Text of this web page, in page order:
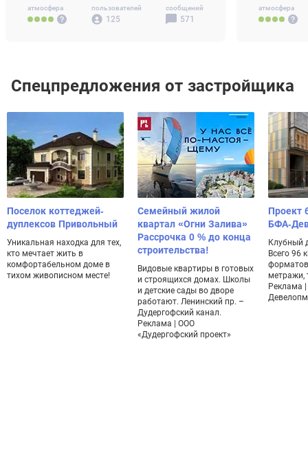
атмосфера пользователей
125
сообщений
571
атмосфера
Спецпредложения от застройщика
Поселок коттеджей-
дуплексов Привольный
Уникальная находка для тех,
кто мечтает жить в
комфортабельном доме в
тихом живописном месте!
Семейный жилой
квартал «Огни Залива»
Рассрочка 0 % до конца
строительства!
Видовые квартиры в готовых
и строящихся домах. Школы
и детские сады во дворе
работают. Ленинский пр. –
Дудергофский канал.
Реклама | ООО
«Дудергофский проект»
Проект
БФА-
Клубный
Всего 96
метражи,
Реклама